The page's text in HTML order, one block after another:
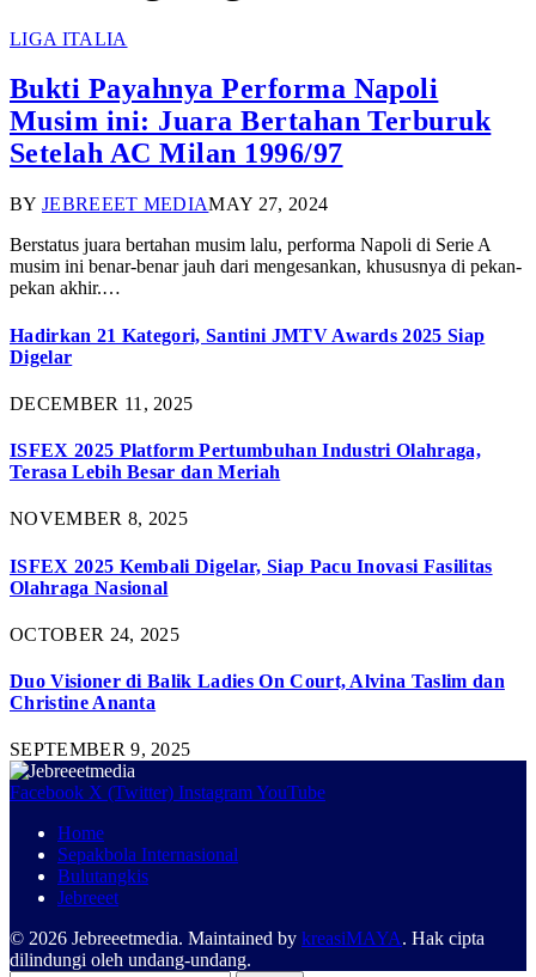
LIGA ITALIA
Bukti Payahnya Performa Napoli
Musim ini: Juara Bertahan Terburuk
Setelah AC Milan 1996/97
BY JEBREEET MEDIAMAY 27, 2024
Berstatus juara bertahan musim lalu, performa Napoli di Serie A
musim ini benar-benar jauh dari mengesankan, khususnya di pekan-
pekan akhir.…
Hadirkan 21 Kategori, Santini JMTV Awards 2025 Siap
Digelar
DECEMBER 11, 2025
ISFEX 2025 Platform Pertumbuhan Industri Olahraga,
Terasa Lebih Besar dan Meriah
NOVEMBER 8, 2025
ISFEX 2025 Kembali Digelar, Siap Pacu Inovasi Fasilitas
Olahraga Nasional
OCTOBER 24, 2025
Duo Visioner di Balik Ladies On Court, Alvina Taslim dan
Christine Ananta
SEPTEMBER 9, 2025
Facebook X (Twitter) InstagramYouTube
Home
Sepakbola Internasional
Bulutangkis
Jebreeet
© 2026 Jebreeetmedia. Maintained by kreasiMAYA. Hak cipta
dilindungi oleh undang-undang.